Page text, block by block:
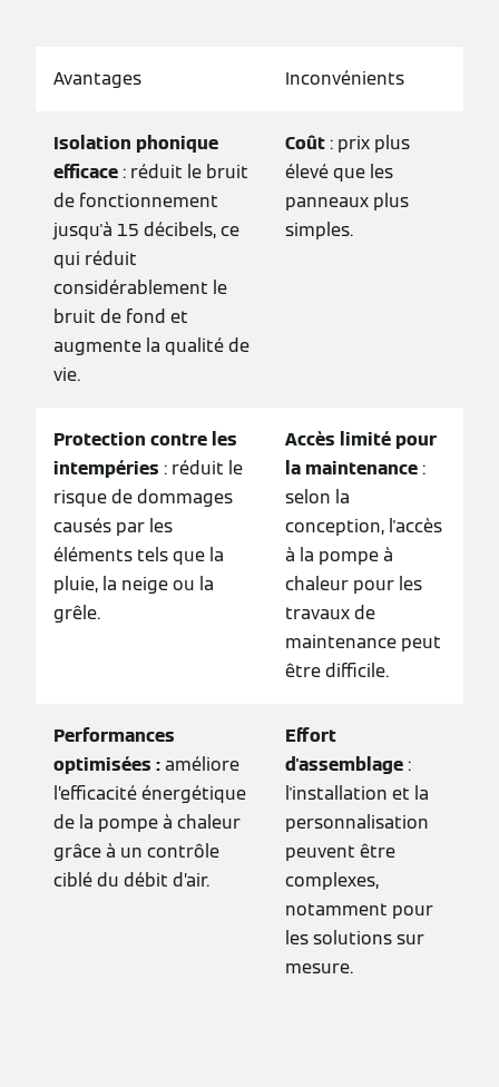
Avantages Inconvénients
Isolation phonique
efficace : réduit le bruit
de fonctionnement
jusqu'à 15 décibels, ce
qui réduit
considérablement le
bruit de fond et
augmente la qualité de
vie.
Coût : prix plus
élevé que les
panneaux plus
simples.
Protection contre les
intempéries : réduit le
risque de dommages
causés par les
éléments tels que la
pluie, la neige ou la
grêle.
Accès limité pour
la maintenance :
selon la
conception, l'accès
à la pompe à
chaleur pour les
travaux de
maintenance peut
être difficile.
Performances
optimisées :améliore
l’efficacité énergétique
de la pompe à chaleur
grâce à un contrôle
ciblé du débit d’air.
Effort
d'assemblage :
l'installation et la
personnalisation
peuvent être
complexes,
notamment pour
les solutions sur
mesure.